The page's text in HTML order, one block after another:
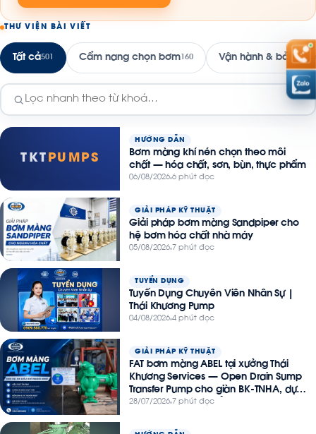
THƯ VIỆN BÀI VIẾT
Tất cả501 Cẩm nang chọn bơm 160 Vận hành & bảo trì
TKT PUMPS
HƯỚNG DẪN
Bơm màng khí nén chọn theo môi
chất — hóa chất, sơn, bùn, thực phẩm
06/08/2026 6 phút đọc
GIẢI PHÁP KỸ THUẬT
Giải pháp bơm màng Sandpiper cho
hệ bơm hóa chất nhà máy
05/08/2026 7 phút đọc
TUYỂN DỤNG
Tuyển Dụng Chuyên Viên Nhân Sự |
Thái Khương Pump
04/08/2026 4 phút đọc
GIẢI PHÁP KỸ THUẬT
FAT bơm màng ABEL tại xưởng Thái
Khương Services — Open Drain Sump
Transfer Pump cho giàn BK-TNHA, dự
án Thiên Nga – Hải Âu
28/07/2026 7 phút đọc